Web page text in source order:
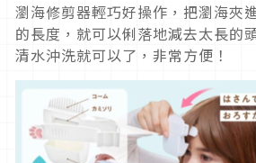
瀏海修剪器輕巧好操作，把瀏海夾
的長度，就可以俐落地減去太長的
清水沖洗就可以了，非常方便！